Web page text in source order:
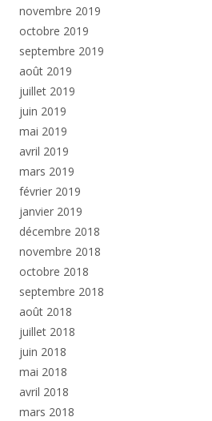
novembre 2019
octobre 2019
septembre 2019
août 2019
juillet 2019
juin 2019
mai 2019
avril 2019
mars 2019
février 2019
janvier 2019
décembre 2018
novembre 2018
octobre 2018
septembre 2018
août 2018
juillet 2018
juin 2018
mai 2018
avril 2018
mars 2018